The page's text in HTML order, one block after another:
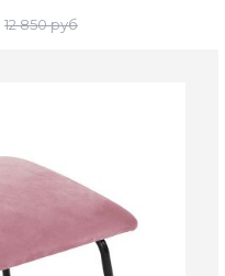
12 850 руб